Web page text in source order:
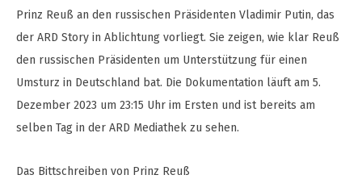
Prinz Reuß an den russischen Präsidenten Vladimir Putin, das
der ARD Story in Ablichtung vorliegt. Sie zeigen, wie klar Reuß
den russischen Präsidenten um Unterstützung für einen
Umsturz in Deutschland bat. Die Dokumentation läuft am 5.
Dezember 2023 um 23:15 Uhr im Ersten und ist bereits am
selben Tag in der ARD Mediathek zu sehen.
Das Bittschreiben von Prinz Reuß